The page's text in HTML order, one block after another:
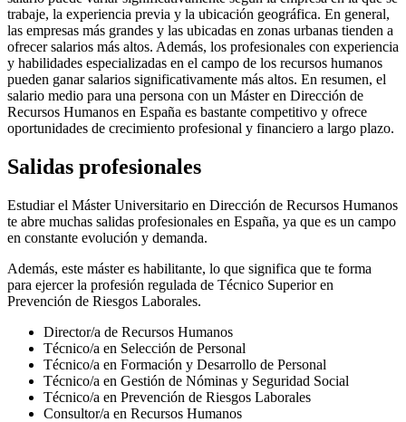
trabaje, la experiencia previa y la ubicación geográfica. En general,
las empresas más grandes y las ubicadas en zonas urbanas tienden a
ofrecer salarios más altos. Además, los profesionales con experiencia
y habilidades especializadas en el campo de los recursos humanos
pueden ganar salarios significativamente más altos. En resumen, el
salario medio para una persona con un Máster en Dirección de
Recursos Humanos en España es bastante competitivo y ofrece
oportunidades de crecimiento profesional y financiero a largo plazo.
Salidas profesionales
Estudiar el Máster Universitario en Dirección de Recursos Humanos
te abre muchas salidas profesionales en España, ya que es un campo
en constante evolución y demanda.
Además, este máster es habilitante, lo que significa que te forma
para ejercer la profesión regulada de Técnico Superior en
Prevención de Riesgos Laborales.
Director/a de Recursos Humanos
Técnico/a en Selección de Personal
Técnico/a en Formación y Desarrollo de Personal
Técnico/a en Gestión de Nóminas y Seguridad Social
Técnico/a en Prevención de Riesgos Laborales
Consultor/a en Recursos Humanos